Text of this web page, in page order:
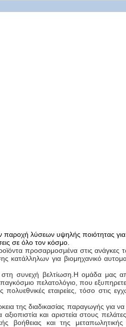
λύσεων υψηλής ποιότητας για
σε όλο τον κόσμο.
προσαρμοσμένα στις
κατάλληλων για βιομηχανικό
συνεχή βελτίωση.Η ομάδα μας
πελατολόγιο, που
εταιρείες, τόσο στις
της διαδικασίας παραγωγής για να
και αριστεία στους
βοήθειας και της μεταπωλητικής